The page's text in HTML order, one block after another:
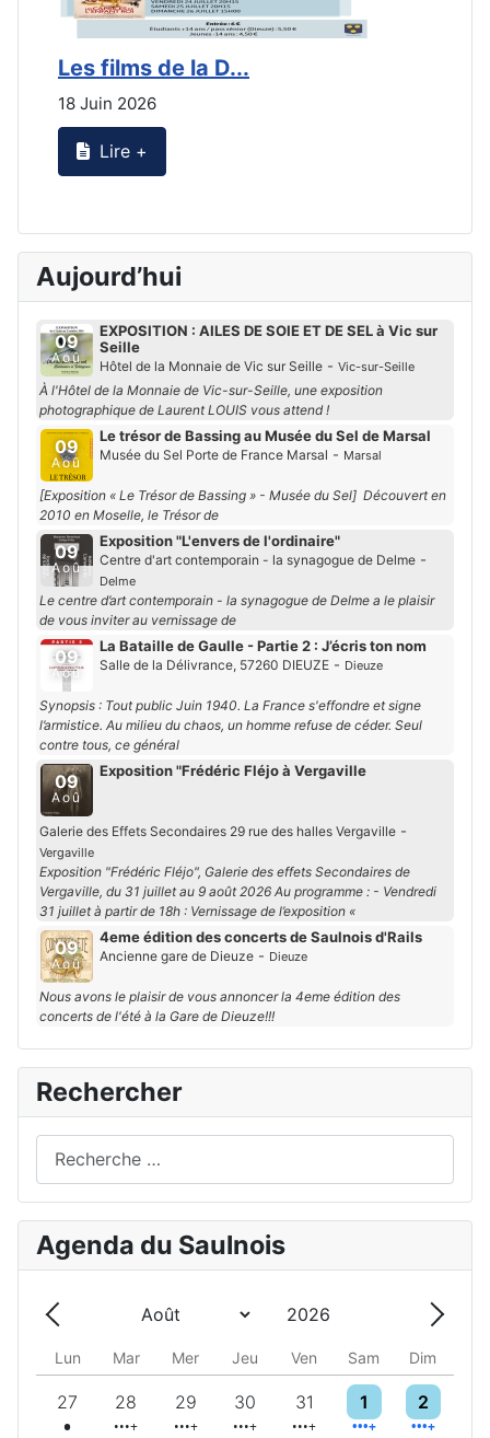
Les films de la D...
18 Juin 2026
Lire +
Aujourd’hui
09
Aoû
EXPOSITION : AILES DE SOIE ET DE SEL à Vic sur
Seille
Hôtel de la Monnaie de Vic sur Seille - Vic-sur-Seille
À l'Hôtel de la Monnaie de Vic-sur-Seille, une exposition
photographique de Laurent LOUIS vous attend !
09
Aoû
Le trésor de Bassing au Musée du Sel de Marsal
Musée du Sel Porte de France Marsal - Marsal
[Exposition « Le Trésor de Bassing » - Musée du Sel] Découvert en
2010 en Moselle, le Trésor de
09
Aoû
Exposition "L'envers de l'ordinaire"
Centre d'art contemporain - la synagogue de Delme -
Delme
Le centre d’art contemporain - la synagogue de Delme a le plaisir
de vous inviter au vernissage de
09
Aoû
La Bataille de Gaulle - Partie 2 : J’écris ton nom
Salle de la Délivrance, 57260 DIEUZE - Dieuze
Synopsis : Tout public Juin 1940. La France s'effondre et signe
l’armistice. Au milieu du chaos, un homme refuse de céder. Seul
contre tous, ce général
09
Aoû
Exposition "Frédéric Fléjo à Vergaville
Galerie des Effets Secondaires 29 rue des halles Vergaville -
Vergaville
Exposition "Frédéric Fléjo", Galerie des effets Secondaires de
Vergaville, du 31 juillet au 9 août 2026 Au programme : - Vendredi
31 juillet à partir de 18h : Vernissage de l’exposition «
09
Aoû
4eme édition des concerts de Saulnois d'Rails
Ancienne gare de Dieuze - Dieuze
Nous avons le plaisir de vous annoncer la 4eme édition des
concerts de l'été à la Gare de Dieuze!!!
Rechercher
Agenda du Saulnois
Précédent - Mois
Mois
Année
Lun Mar Mer Jeu Ven Sam Dim
27
Un évènement
28
5 évènements
29
5 évènements
30
6 évènements
31
10 évènements
1
9 évènements
2
6